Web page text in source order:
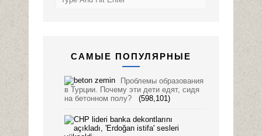
САМЫЕ ПОПУЛЯРНЫЕ
Проблемы образования
в Турции. Почему эти дети едят, сидя
на бетонном полу?
(598,101)